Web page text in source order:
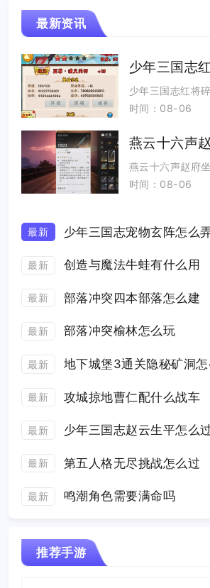
最新资讯
时间：08-06
燕云十六声
时间：08-06
最新 少年三国志宠物玄阵怎么
最新 创造与魔法牛蛙有什么用
最新 部落冲突四本部落怎么建
最新 部落冲突榆林怎么玩
最新 地下城堡3通关隐秘矿洞怎
最新 攻城掠地曹仁配什么战车
最新 少年三国志赵云生平怎么
最新 第五人格无尽挑战怎么过
最新 鸣潮角色需要满命吗
推荐手游